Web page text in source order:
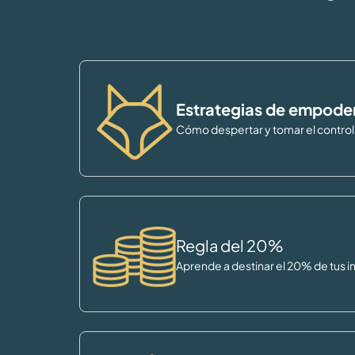
Estrategias de
Cómo despertar y tomar el
Regla del 20%
Aprende a destinar el 20% de tus